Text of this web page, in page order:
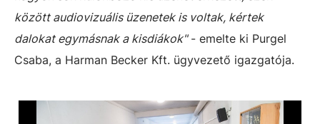
között audiovizuális üzenetek is voltak, kértek
dalokat egymásnak a kisdiákok"- emelte ki Purgel
Csaba, a Harman Becker Kft. ügyvezető igazgatója.